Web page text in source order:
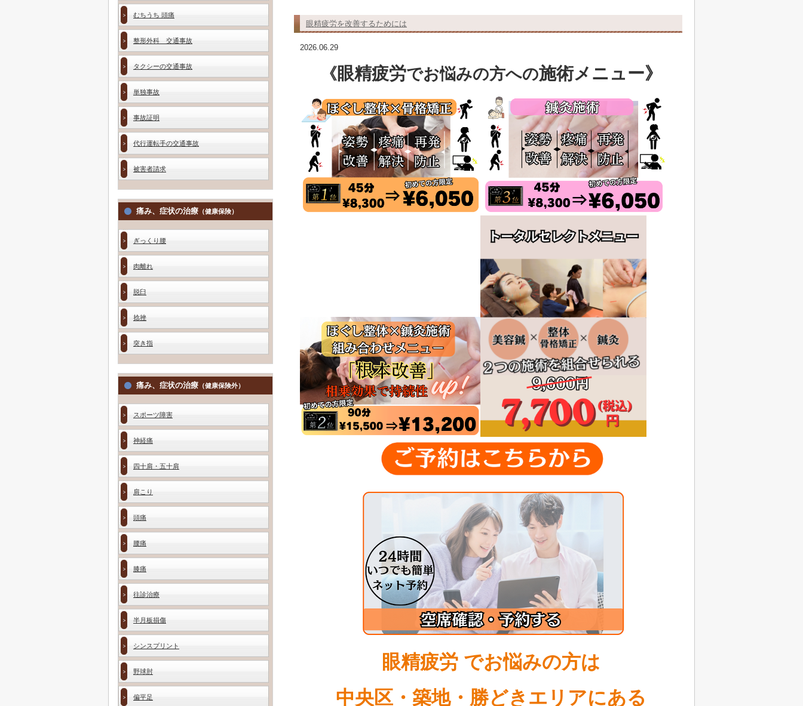
眼精疲労を改善するためには
2026.06.29
《眼精疲労でお悩みの方への施術メニュー》
眼精疲労 でお悩みの方は
中央区・ 築地・勝どきエリアにある
むちうち 頭痛
整形外科 交通事故
タクシーの交通事故
単独事故
事故証明
代行運転手の交通事故
被害者請求
痛み、症状の治療 （健康保険）
ぎっくり腰
肉離れ
脱臼
捻挫
突き指
痛み、症状の治療 （健康保険外）
スポーツ障害
神経痛
四十肩・五十肩
肩こり
頭痛
腰痛
膝痛
往診治療
半月板損傷
シンスプリント
野球肘
偏平足